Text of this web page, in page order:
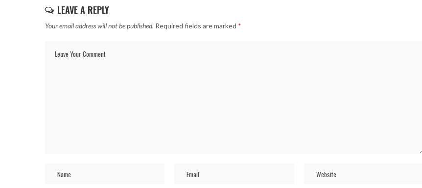
LEAVE A REPLY
Your email address will not be published. Required fields are marked *